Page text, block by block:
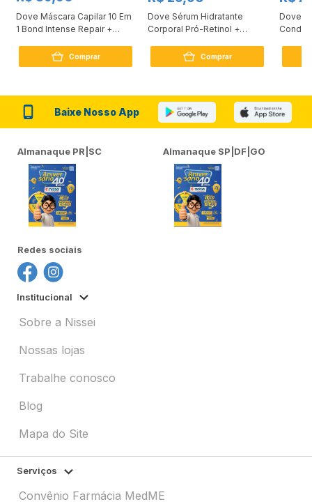
Dove Máscara Capilar 10 Em
1 Bond Intense Repair +
Comprar
Dove Sérum Hidratante
Corporal Pró-Retinol +
Comprar
Dove
Baixe Nosso App
Almanaque PR|SC Almanaque SP|DF|GO
Redes sociais
Institucional
Sobre a Nissei
Nossas lojas
Trabalhe conosco
Blog
Mapa do Site
Serviços
Convênio Farmácia MedME